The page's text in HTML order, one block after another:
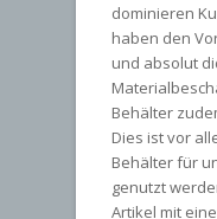
dominieren
haben den
und absolut
Behälter
Dies ist vor
Behälter für
genutzt
Artikel mit